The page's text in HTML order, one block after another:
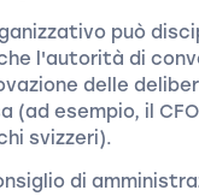
può
l'autorità di
delle
(ad esempio, il
svizzeri).
di